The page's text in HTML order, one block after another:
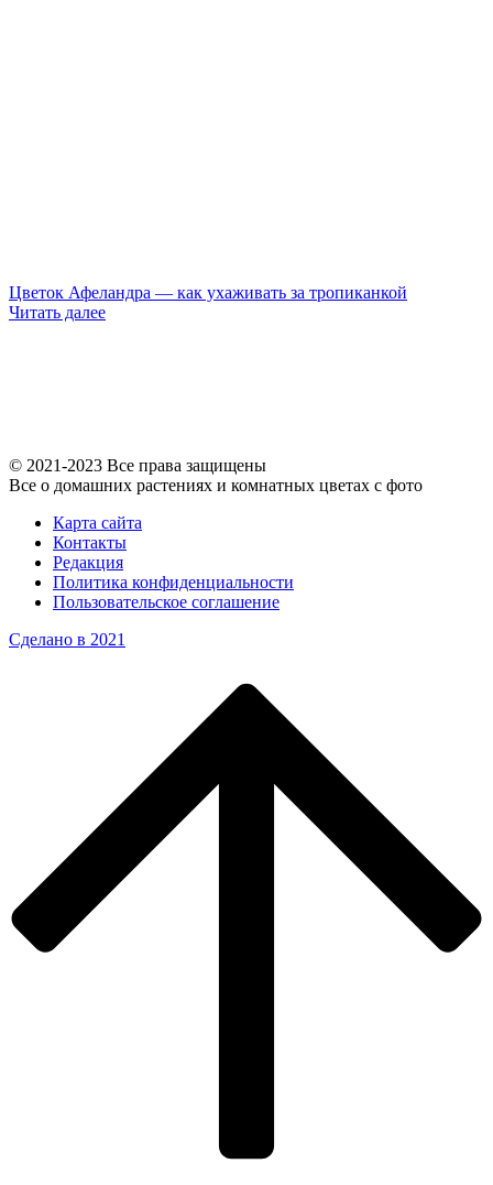
Цветок Афеландра — как ухаживать за тропиканкой
Читать далее
© 2021-2023 Все права защищены
Все о домашних растениях и комнатных цветах с фото
Карта сайта
Контакты
Редакция
Политика конфиденциальности
Пользовательское соглашение
Сделано в 2021